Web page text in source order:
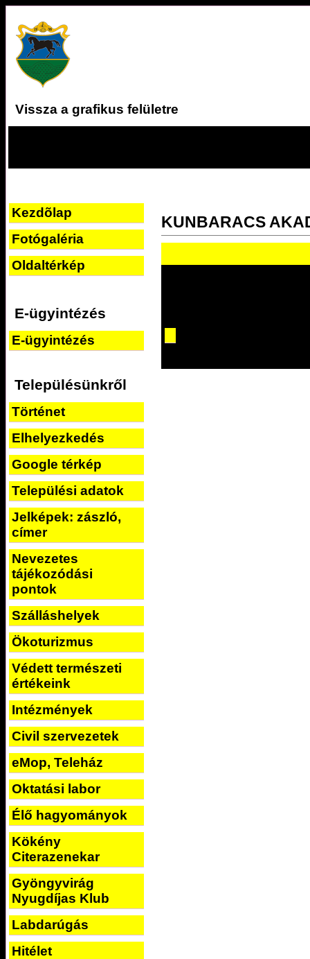
Vissza a grafikus felületre
Kezdõlap
Fotógaléria
Oldaltérkép
E-ügyintézés
E-ügyintézés
Településünkről
Történet
Elhelyezkedés
Google térkép
Települési adatok
Jelképek: zászló,
címer
Nevezetes
tájékozódási
pontok
Szálláshelyek
Ökoturizmus
Védett természeti
értékeink
Intézmények
Civil szervezetek
eMop, Teleház
Oktatási labor
Élő hagyományok
Kökény
Citerazenekar
Gyöngyvirág
Nyugdíjas Klub
Labdarúgás
Hitélet
KUNBARACS